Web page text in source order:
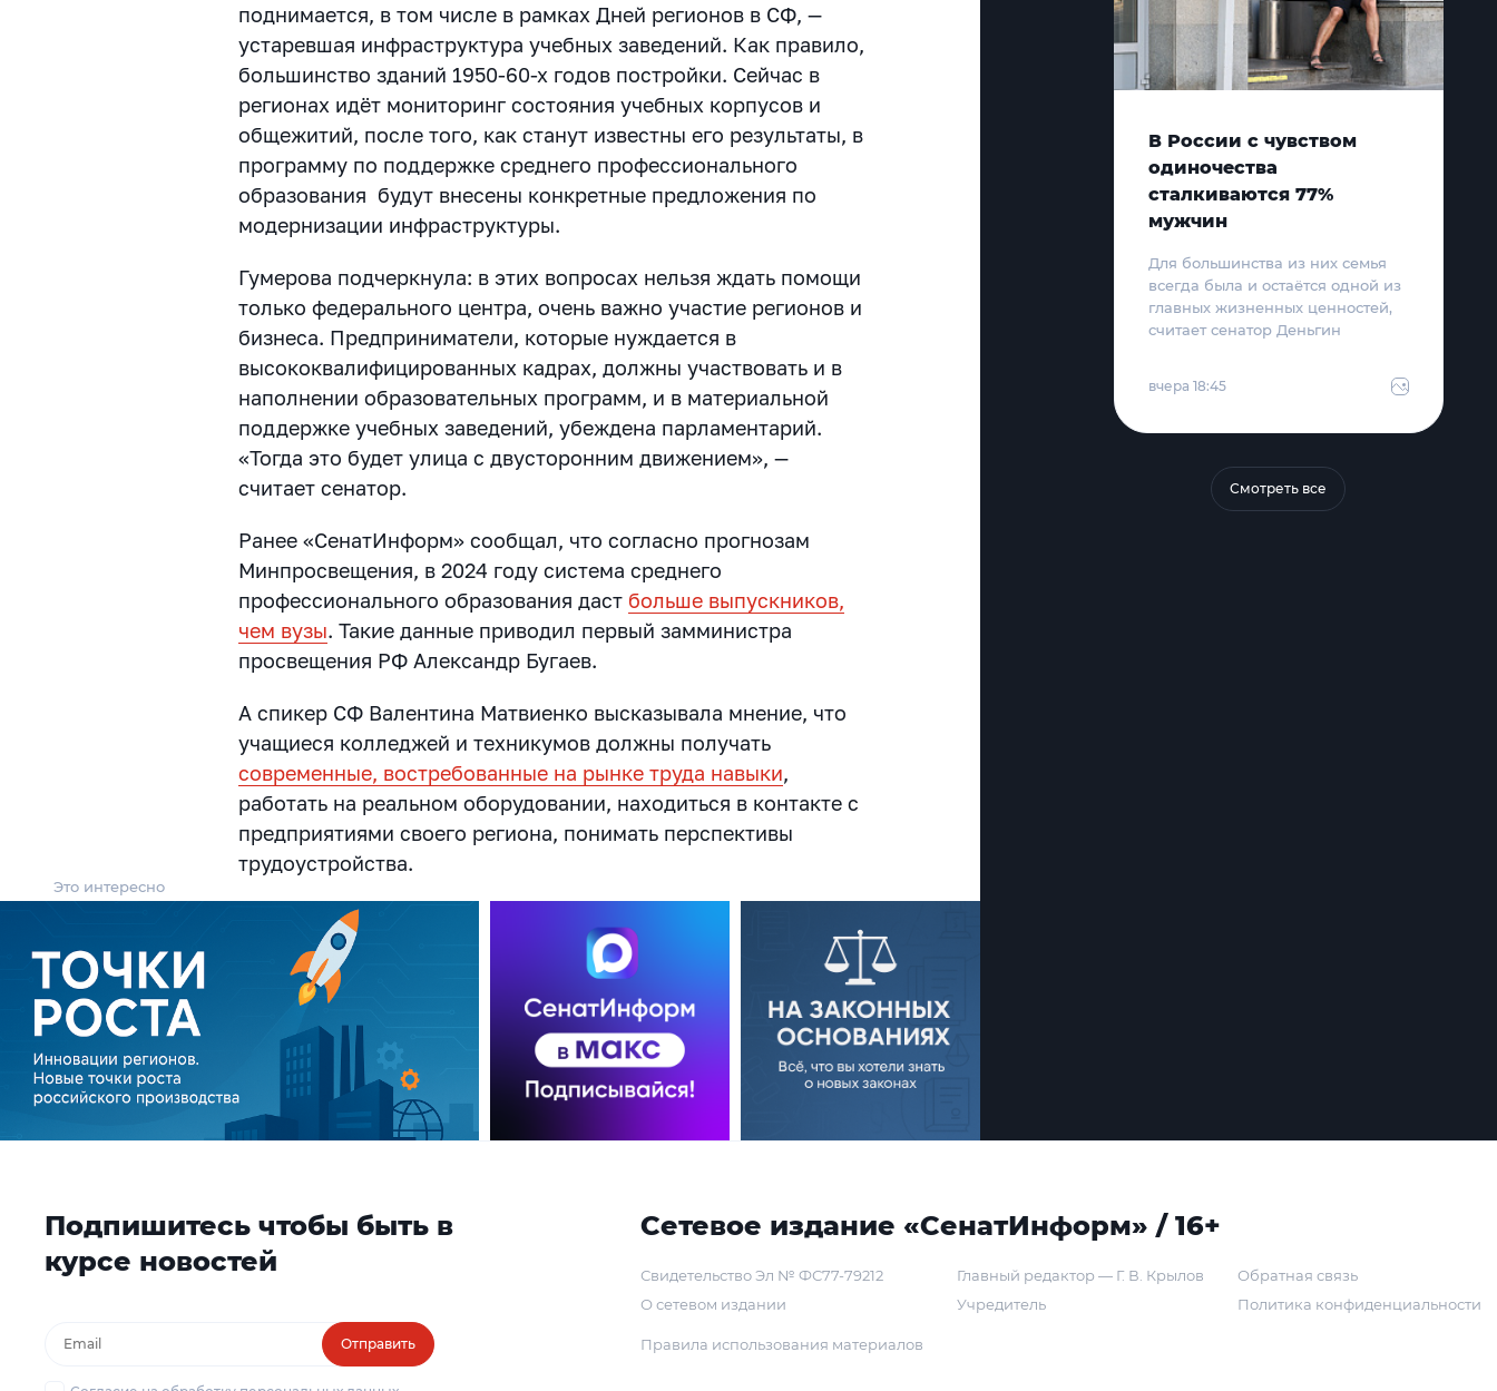
поднимается, в том числе в рамках Дней регионов в СФ, —
устаревшая инфраструктура учебных заведений. Как правило,
большинство зданий 1950-60-х годов постройки. Сейчас в
регионах идёт мониторинг состояния учебных корпусов и
общежитий, после того, как станут известны его результаты, в
программу по поддержке среднего профессионального
образования будут внесены конкретные предложения по
модернизации инфраструктуры.
Гумерова подчеркнула: в этих вопросах нельзя ждать помощи
только федерального центра, очень важно участие регионов и
бизнеса. Предприниматели, которые нуждается в
высококвалифицированных кадрах, должны участвовать и в
наполнении образовательных программ, и в материальной
поддержке учебных заведений, убеждена парламентарий.
«Тогда это будет улица с двусторонним движением», —
считает сенатор.
Ранее «СенатИнформ» сообщал, что согласно прогнозам
Минпросвещения, в 2024 году система среднего
профессионального образования даст больше выпускников,
чем вузы. Такие данные приводил первый замминистра
просвещения РФ Александр Бугаев.
А спикер СФ Валентина Матвиенко высказывала мнение, что
учащиеся колледжей и техникумов должны получать
современные, востребованные на рынке труда навыки,
работать на реальном оборудовании, находиться в контакте с
предприятиями своего региона, понимать перспективы
трудоустройства.
Это интересно
В России с чувством
одиночества
сталкиваются 77%
мужчин
Для большинства из них семья
всегда была и остаётся одной из
главных жизненных ценностей,
считает сенатор Деньгин
вчера 18:45
Смотреть все
Подпишитесь чтобы быть в
курсе новостей
Отправить
Сетевое издание «СенатИнформ» / 16+
Свидетельство Эл № ФС77-79212
О сетевом издании
Главный редактор — Г. В. Крылов
Учредитель
Обратная связь
Политика конфиденциальности
Правила использования материалов